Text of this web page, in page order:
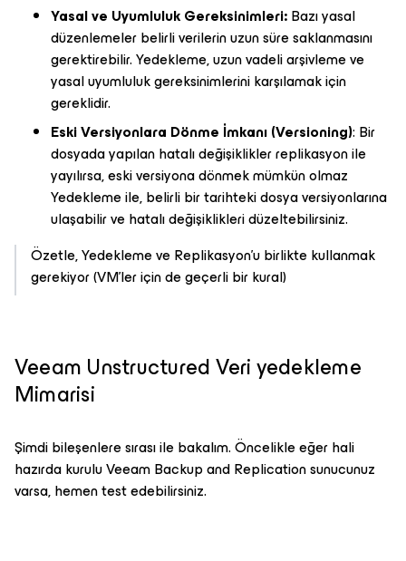
Yasal ve Uyumluluk Gereksinimleri:Bazı yasal
düzenlemeler belirli verilerin uzun süre saklanmasını
gerektirebilir. Yedekleme, uzun vadeli arşivleme ve
yasal uyumluluk gereksinimlerini karşılamak için
gereklidir.
Eski Versiyonlara Dönme İmkanı (Versioning): Bir
dosyada yapılan hatalı değişiklikler replikasyon ile
yayılırsa, eski versiyona dönmek mümkün olmaz
Yedekleme ile, belirli bir tarihteki dosya versiyonlarına
ulaşabilir ve hatalı değişiklikleri düzeltebilirsiniz.
Özetle, Yedekleme ve Replikasyon'u birlikte kullanmak
gerekiyor (VM'ler için de geçerli bir kural)
Veeam Unstructured Veri yedekleme
Mimarisi
Şimdi bileşenlere sırası ile bakalım. Öncelikle eğer hali
hazırda kurulu Veeam Backup and Replication sunucunuz
varsa, hemen test edebilirsiniz.